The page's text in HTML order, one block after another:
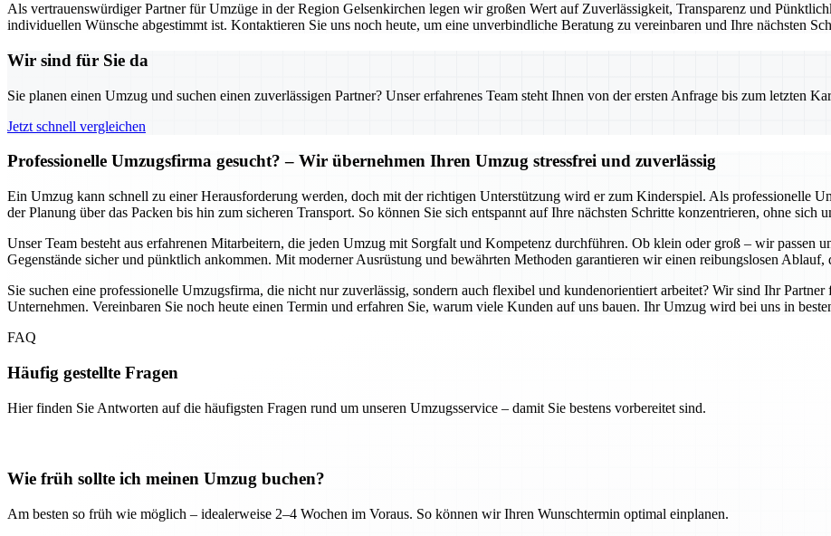
Als vertrauenswürdiger Partner für Umzüge in der Region Gelsenkirchen legen wir großen Wert auf Zuverlässigkeit, Transparenz und
individuellen Wünsche abgestimmt ist. Kontaktieren Sie uns noch heute, um eine unverbindliche Beratung zu vereinbaren und Ihre nächsten
Wir sind für Sie da
Sie planen einen Umzug und suchen einen zuverlässigen Partner? Unser erfahrenes Team steht Ihnen von der ersten Anfrage bis zum letzten
Jetzt schnell vergleichen
Professionelle Umzugsfirma gesucht? – Wir übernehmen Ihren Umzug stressfrei und zuverlässig
Ein Umzug kann schnell zu einer Herausforderung werden, doch mit der richtigen Unterstützung wird er zum Kinderspiel. Als professionelle
der Planung über das Packen bis hin zum sicheren Transport. So können Sie sich entspannt auf Ihre nächsten Schritte konzentrieren, ohne sich
Unser Team besteht aus erfahrenen Mitarbeitern, die jeden Umzug mit Sorgfalt und Kompetenz durchführen. Ob klein oder groß – wir passen
Gegenstände sicher und pünktlich ankommen. Mit moderner Ausrüstung und bewährten Methoden garantieren wir einen reibungslosen Ablauf,
Sie suchen eine professionelle Umzugsfirma, die nicht nur zuverlässig, sondern auch flexibel und kundenorientiert arbeitet? Wir sind Ihr
Unternehmen. Vereinbaren Sie noch heute einen Termin und erfahren Sie, warum viele Kunden auf uns bauen. Ihr Umzug wird bei uns in
FAQ
Häufig gestellte Fragen
Hier finden Sie Antworten auf die häufigsten Fragen rund um unseren Umzugsservice – damit Sie bestens vorbereitet sind.
Wie früh sollte ich meinen Umzug buchen?
Am besten so früh wie möglich – idealerweise 2–4 Wochen im Voraus. So können wir Ihren Wunschtermin optimal einplanen.